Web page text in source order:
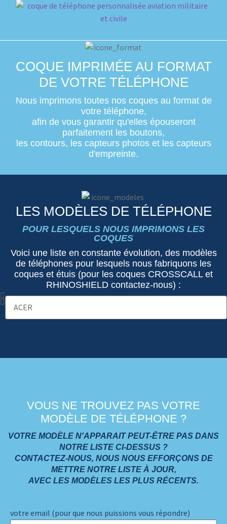
UNE COQUE DE TÉLÉPHONE SUR MESURE
COQUE IMPRIMÉE AU FORMAT
DE VOTRE TÉLÉPHONE
Nous imprimons toutes nos coques au format de
votre téléphone,
afin de vous garantir qu'elles épouseront
parfaitement les boutons,
les contours, les capteurs photos et les capteurs
d'empreinte.
LES MODÈLES DE TÉLÉPHONE
POUR LESQUELS NOUS IMPRIMONS LES
COQUES
Voici une liste en constante évolution, des modèles
de téléphones pour lesquels nous fabriquons les
coques et étuis (pour les coques CROSSCALL et
RHINOSHIELD contactez-nous) :
VOUS NE TROUVEZ PAS VOTRE
MODÈLE DE TÉLÉPHONE ?
VOTRE MODÈLE N'APPARAIT PEUT-ÊTRE PAS DANS
NOTRE LISTE CI-DESSUS ?
CONTACTEZ-NOUS, NOUS NOUS EFFORÇONS DE
METTRE NOTRE LISTE À JOUR,
AVEC LES MODÈLES LES PLUS RÉCENTS.
votre email (pour que nous puissions vous répondre)